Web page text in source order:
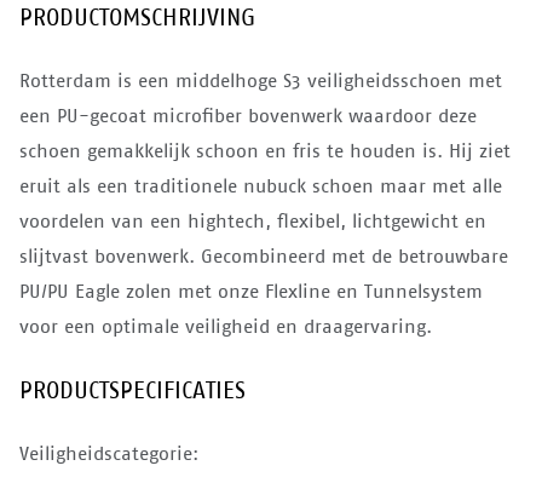
PRODUCTOMSCHRIJVING
Rotterdam is een middelhoge S3 veiligheidsschoen met
een PU-gecoat microfiber bovenwerk waardoor deze
schoen gemakkelijk schoon en fris te houden is. Hij ziet
eruit als een traditionele nubuck schoen maar met alle
voordelen van een hightech, flexibel, lichtgewicht en
slijtvast bovenwerk. Gecombineerd met de betrouwbare
PU/PU Eagle zolen met onze Flexline en Tunnelsystem
voor een optimale veiligheid en draagervaring.
PRODUCTSPECIFICATIES
Veiligheidscategorie: